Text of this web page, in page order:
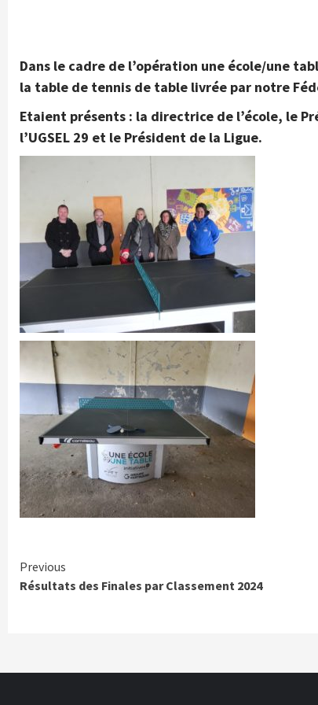
Dans le cadre de l’opération une école/une
la table de tennis de table livrée par notre
Etaient présents : la directrice de l’école, le
l’UGSEL 29 et le Président de la Ligue.
Previous
Résultats des Finales par Classement 2024